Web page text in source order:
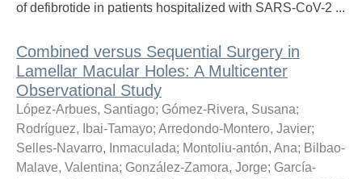
of defibrotide in patients hospitalized with SARS-CoV-2 ...
Combined versus Sequential Surgery in
Lamellar Macular Holes: A Multicenter
Observational Study
López-Arbues, Santiago; Gómez-Rivera, Susana;
Rodríguez, Ibai-Tamayo; Arredondo-Montero, Javier;
Selles-Navarro, Inmaculada; Montoliu-antón, Ana; Bilbao-
Malave, Valentina; González-Zamora, Jorge; García-